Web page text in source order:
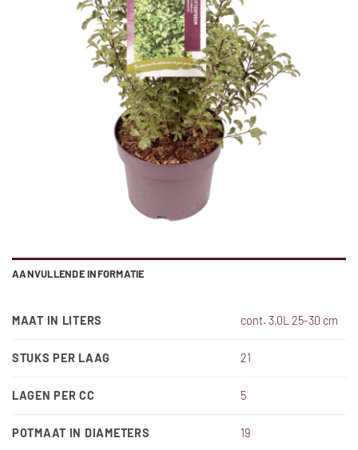
AANVULLENDE INFORMATIE
MAAT IN LITERS cont. 3,0L 25-30 cm
STUKS PER LAAG 21
LAGEN PER CC 5
POTMAAT IN DIAMETERS 19